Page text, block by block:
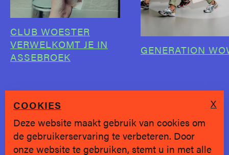
CLUB WOESTER
VERWELKOMT JE IN
ASSEBROEK
GENERATION
SINDS 2019 * BRUGGE
COOKIES
Deze website maakt gebruik van cookies om
de gebruikerservaring te verbeteren. Door
onze website te gebruiken, stemt u in met alle
X